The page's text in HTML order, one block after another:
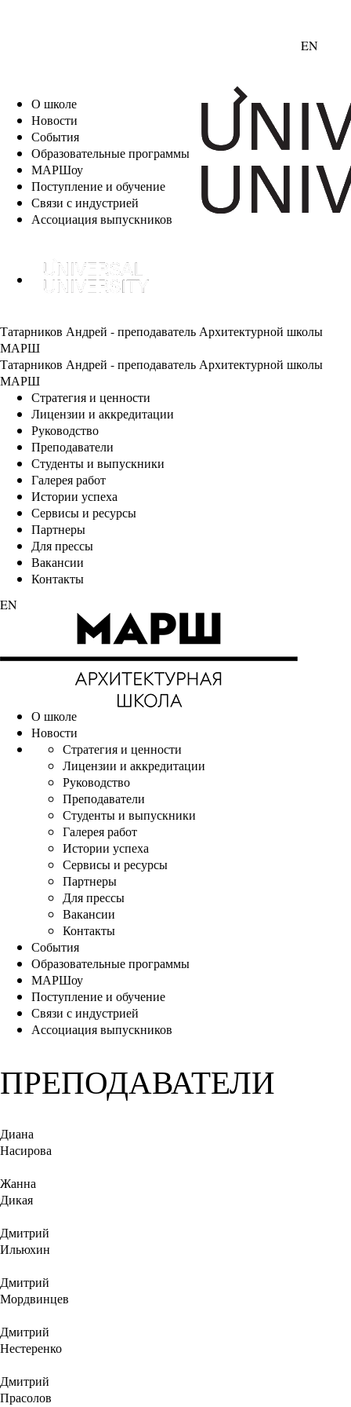
EN
О школе
Новости
События
Образовательные программы
МАРШоу
Поступление и обучение
Связи с индустрией
Ассоциация выпускников
Татарников Андрей - преподаватель Архитектурной школы
МАРШ
Татарников Андрей - преподаватель Архитектурной школы
МАРШ
Стратегия и ценности
Лицензии и аккредитации
Руководство
Преподаватели
Студенты и выпускники
Галерея работ
Истории успеха
Сервисы и ресурсы
Партнеры
Для прессы
Вакансии
Контакты
EN
О школе
Новости
Стратегия и ценности
Лицензии и аккредитации
Руководство
Преподаватели
Студенты и выпускники
Галерея работ
Истории успеха
Сервисы и ресурсы
Партнеры
Для прессы
Вакансии
Контакты
События
Образовательные программы
МАРШоу
Поступление и обучение
Связи с индустрией
Ассоциация выпускников
ПРЕПОДАВАТЕЛИ
Диана
Насирова
Жанна
Дикая
Дмитрий
Ильюхин
Дмитрий
Мордвинцев
Дмитрий
Нестеренко
Дмитрий
Прасолов